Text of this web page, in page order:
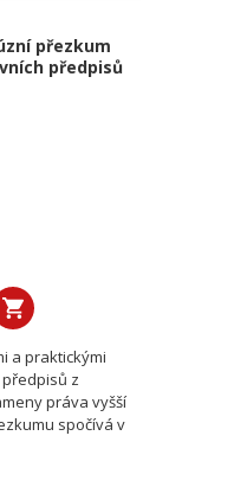
přezkum
předpisů
a praktickými
z
práva vyšší
spočívá v